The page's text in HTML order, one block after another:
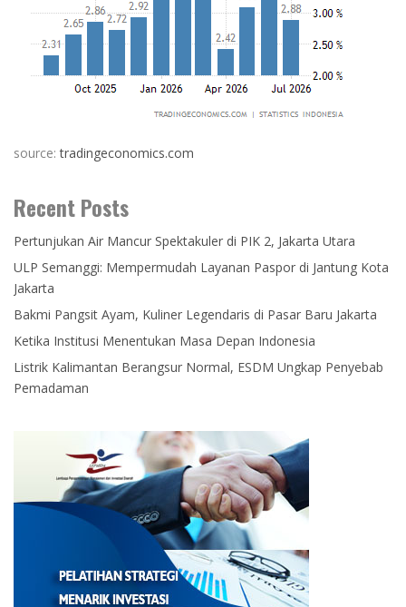
source:tradingeconomics.com
Recent Posts
Pertunjukan Air Mancur Spektakuler di PIK 2, Jakarta Utara
ULP Semanggi: Mempermudah Layanan Paspor di Jantung Kota
Jakarta
Bakmi Pangsit Ayam, Kuliner Legendaris di Pasar Baru Jakarta
Ketika Institusi Menentukan Masa Depan Indonesia
Listrik Kalimantan Berangsur Normal, ESDM Ungkap Penyebab
Pemadaman